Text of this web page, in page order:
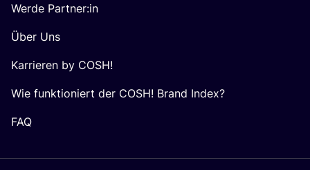
Werde Partner:in
Über Uns
Karrieren by COSH!
Wie funktioniert der COSH! Brand Index?
FAQ